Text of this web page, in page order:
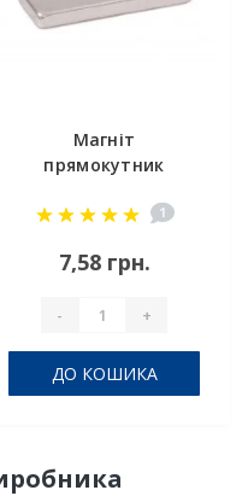
Магніт
прямокутник
1
7,58 грн.
- +
ДО КОШИКА